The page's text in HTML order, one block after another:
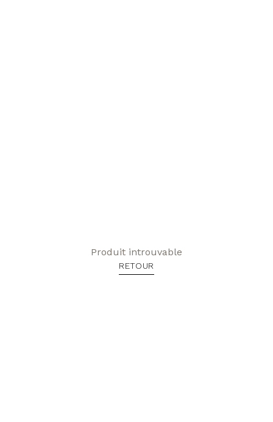
Produit introuvable
RETOUR